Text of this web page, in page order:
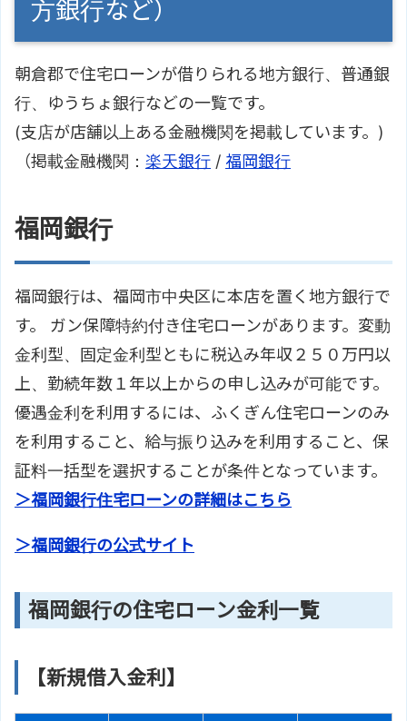
方銀行など）
朝倉郡で住宅ローンが借りられる地方銀行、普通銀
行、ゆうちょ銀行などの一覧です。
(支店が店舗以上ある金融機関を掲載しています。)
（掲載金融機関： 楽天銀行 / 福岡銀行
福岡銀行
福岡銀行は、福岡市中央区に本店を置く地方銀行で
す。 ガン保障特約付き住宅ローンがあります。変動
金利型、固定金利型ともに税込み年収２５０万円以
上、勤続年数１年以上からの申し込みが可能です。
優遇金利を利用するには、ふくぎん住宅ローンのみ
を利用すること、給与振り込みを利用すること、保
証料一括型を選択することが条件となっています。
＞福岡銀行住宅ローンの詳細はこちら
＞福岡銀行の公式サイト
福岡銀行の住宅ローン金利一覧
【新規借入金利】